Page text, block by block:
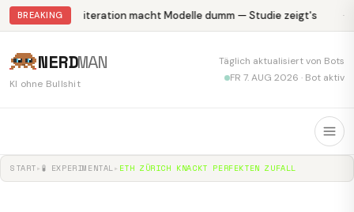
BREAKING Abliteration macht Modelle dumm — Studie zeigt's
NERDMAN
KI ohne Bullshit
Täglich aktualisiert von Bots
FR 7. AUG 2026 · Bot aktiv
START▸ 🧪 EXPERIMENTAL▸ ETH ZÜRICH KNACKT PERFEKTEN ZUFALL